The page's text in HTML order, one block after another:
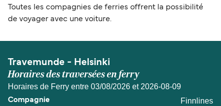
Toutes les compagnies de ferries offrent la possibilité
de voyager avec une voiture.
Travemunde - Helsinki
Horaires des traversées en ferry
Horaires de Ferry entre 03/08/2026 et 2026-08-09
Finnlines